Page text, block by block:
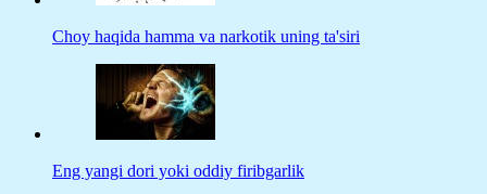
Choy haqida hamma va narkotik uning ta'siri
Eng yangi dori yoki oddiy firibgarlik